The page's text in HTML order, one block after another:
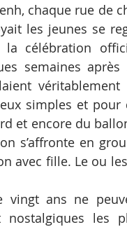
chaque rue de
les jeunes se
la célébration
semaines
simples et
et encore du
s’affronte en
avec fille. Le ou
vingt ans ne
les